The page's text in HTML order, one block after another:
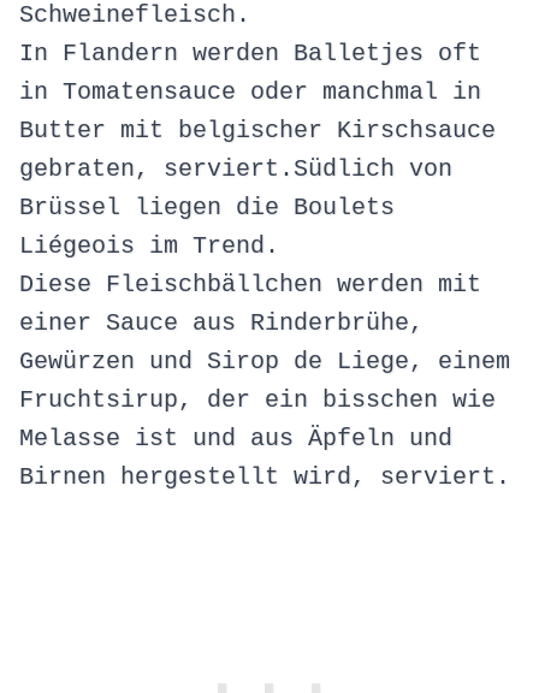
Schweinefleisch.
In Flandern werden Balletjes oft
in Tomatensauce oder manchmal in
Butter mit belgischer Kirschsauce
gebraten, serviert.Südlich von
Brüssel liegen die Boulets
Liégeois im Trend.
Diese Fleischbällchen werden mit
einer Sauce aus Rinderbrühe,
Gewürzen und Sirop de Liege, einem
Fruchtsirup, der ein bisschen wie
Melasse ist und aus Äpfeln und
Birnen hergestellt wird, serviert.